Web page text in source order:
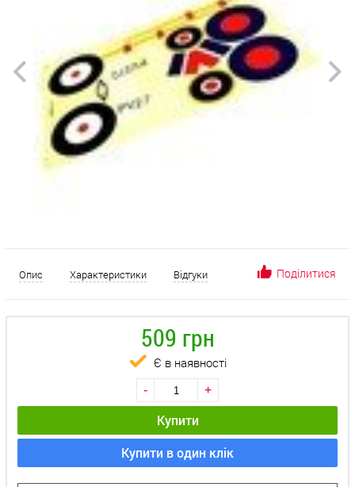
Опис Характеристики Відгуки Поділитися
509 грн
Є в наявності
- +
Купити
Купити в один клік